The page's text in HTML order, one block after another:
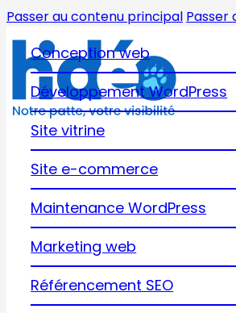
Passer au contenu principal Passer
Conception web
Développement WordPress
Site vitrine
Site e-commerce
Maintenance WordPress
Marketing web
Référencement SEO